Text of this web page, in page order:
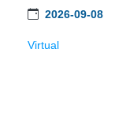
2026-09-08
Virtual